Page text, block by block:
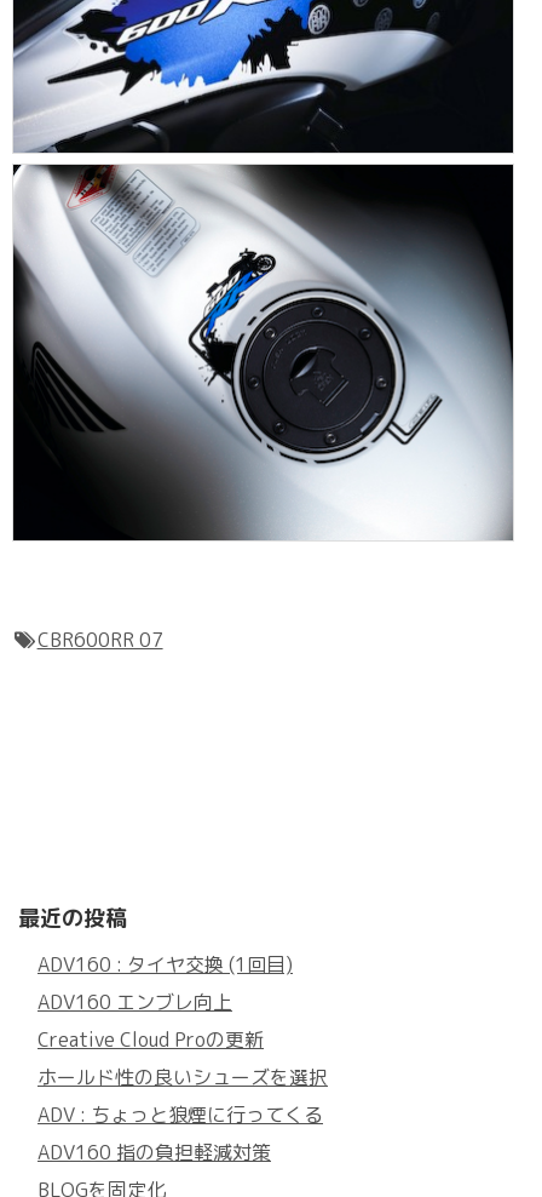
CBR600RR 07
最近の投稿
ADV160 : タイヤ交換 (1回目)
ADV160 エンブレ向上
Creative Cloud Proの更新
ホールド性の良いシューズを選択
ADV : ちょっと狼煙に行ってくる
ADV160 指の負担軽減対策
BLOGを固定化